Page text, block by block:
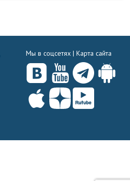
Мы в соцсетях | Карта сайта